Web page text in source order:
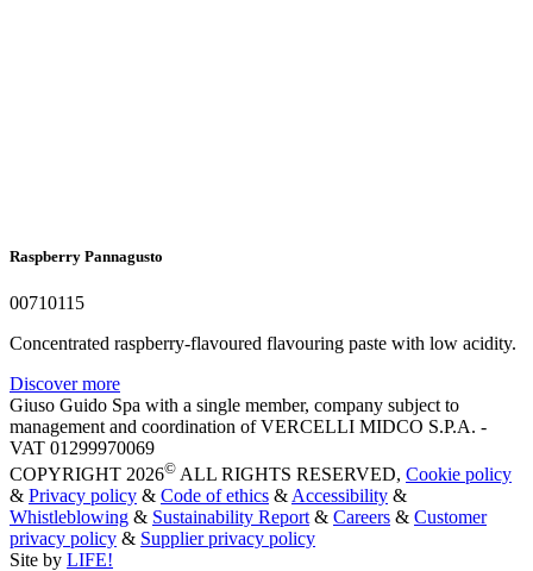
Raspberry Pannagusto
00710115
Concentrated raspberry-flavoured flavouring paste with low acidity.
Discover more
Giuso Guido Spa with a single member, company subject to
management and coordination of VERCELLI MIDCO S.P.A. -
VAT 01299970069
COPYRIGHT 2026© ALL RIGHTS RESERVED, Cookie policy
& Privacy policy & Code of ethics & Accessibility &
Whistleblowing & Sustainability Report & Careers & Customer
privacy policy & Supplier privacy policy
Site by LIFE!